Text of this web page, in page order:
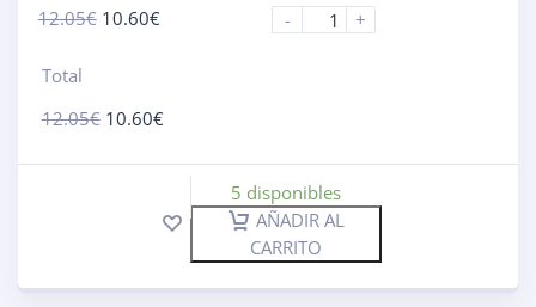
12.05€ 10.60€
-
+
Total
12.05€ 10.60€
5 disponibles
AÑADIR AL
CARRITO